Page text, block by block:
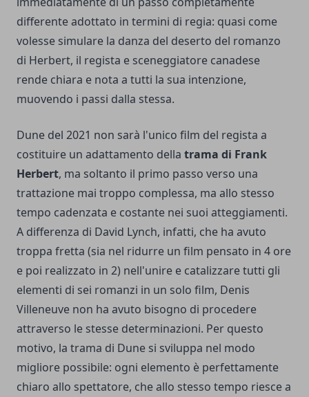
differente adottato in termini di regia: quasi come
volesse simulare la danza del deserto del romanzo
di Herbert, il regista e sceneggiatore canadese
rende chiara e nota a tutti la sua intenzione,
muovendo i passi dalla stessa.
Dune del 2021 non sarà l'unico film del regista a
costituire un adattamento della trama di Frank
Herbert, ma soltanto il primo passo verso una
trattazione mai troppo complessa, ma allo stesso
tempo cadenzata e costante nei suoi atteggiamenti.
A differenza di David Lynch, infatti, che ha avuto
troppa fretta (sia nel ridurre un film pensato in 4 ore
e poi realizzato in 2) nell'unire e catalizzare tutti gli
elementi di sei romanzi in un solo film, Denis
Villeneuve non ha avuto bisogno di procedere
attraverso le stesse determinazioni. Per questo
motivo, la trama di Dune si sviluppa nel modo
migliore possibile: ogni elemento è perfettamente
chiaro allo spettatore, che allo stesso tempo riesce a